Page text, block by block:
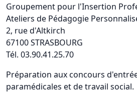
Groupement pour l'Insertion
Ateliers de Pédagogie
2, rue d'Altkirch
67100 STRASBOURG
Tél. 03.90.41.25.70
Préparation aux concours
paramédicales et de travail social.